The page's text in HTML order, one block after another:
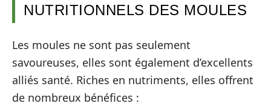
NUTRITIONNELS DES MOULES
Les moules ne sont pas seulement
savoureuses, elles sont également d’excellents
alliés santé. Riches en nutriments, elles offrent
de nombreux bénéfices :